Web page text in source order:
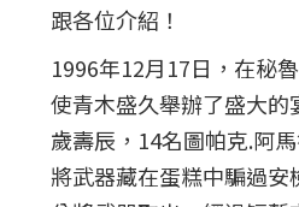
跟各位介紹！
1996年12月17日，在秘
使青木盛久舉辦了盛大的
歲壽辰，14名圖帕克.阿
將武器藏在蛋糕中騙過安